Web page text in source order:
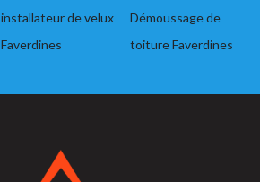
installateur de velux
Faverdines
Démoussage de
toiture Faverdines